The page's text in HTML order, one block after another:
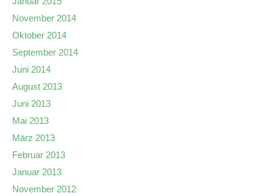
November 2014
Oktober 2014
September 2014
Juni 2014
August 2013
Juni 2013
Mai 2013
März 2013
Februar 2013
Januar 2013
November 2012